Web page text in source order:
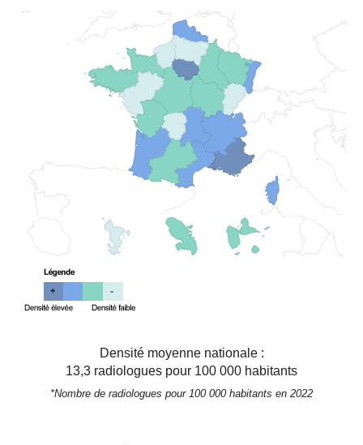
Densité moyenne nationale :
13,3 radiologues pour 100 000 habitants
*Nombre de radiologues pour 100 000 habitants en 2022